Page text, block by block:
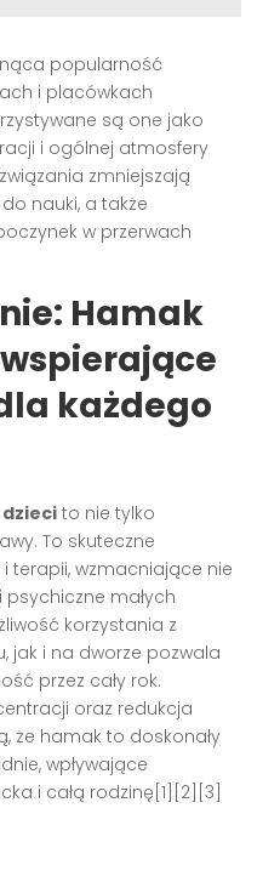
popularność
i placówkach
są one jako
i ogólnej atmosfery
zmniejszają
nauki, a także
w przerwach
Hamak
każdego
to nie tylko
To skuteczne
terapii, wzmacniające nie
psychiczne małych
korzystania z
jak i na dworze pozwala
przez cały rok.
oraz redukcja
że hamak to doskonały
wpływające
i całą rodzinę[1][2][3]